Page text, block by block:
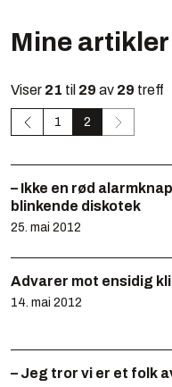
Mine artikler
Viser 21 til 29 av 29 treff
1 2
– Ikke en rød
blinkende diskotek
25. mai 2012
Advarer mot ensidig
14. mai 2012
– Jeg tror vi er et folk